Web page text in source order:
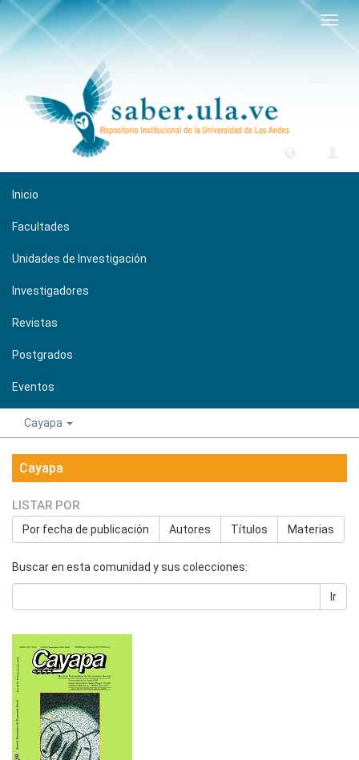
Inicio
Facultades
Unidades de Investigación
Investigadores
Revistas
Postgrados
Eventos
Cayapa
Cayapa
LISTAR POR
Por fecha de publicación Autores Títulos Materias
Buscar en esta comunidad y sus colecciones:
Ir